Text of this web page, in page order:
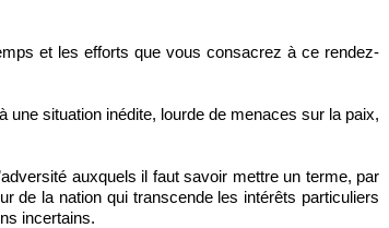
et les efforts que vous consacrez à ce rendez-
situation inédite, lourde de menaces sur la paix,
auxquels il faut savoir mettre un terme, par
de la nation qui transcende les intérêts particuliers
incertains.